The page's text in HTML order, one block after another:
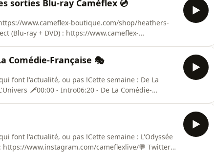
: http
sorties Blu-ray Caméflex 💿
www.cameflex-boutique.com/shop/heathers-
(Blu-ray + DVD) : https://www.cameflex-
semaine nous revenons sur les films
Comédie-Française 🎭
font l'actualité, ou pas !Cette semaine : De La
🗡️00:00 - Intro06:20 - De La Comédie-
: https://www.youtube.com/@cameflex💿 Boutique :
font l'actualité, ou pas !Cette semaine : L'Odyssée
www.instagram.com/cameflexlive/💬 Twitter :